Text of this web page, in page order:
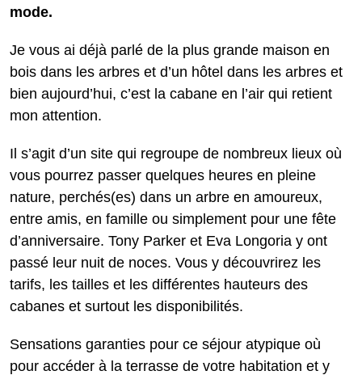
mode.
Je vous ai déjà parlé de la plus grande maison en
bois dans les arbres et d’un hôtel dans les arbres et
bien aujourd’hui, c’est la cabane en l’air qui retient
mon attention.
Il s’agit d’un site qui regroupe de nombreux lieux où
vous pourrez passer quelques heures en pleine
nature, perchés(es) dans un arbre en amoureux,
entre amis, en famille ou simplement pour une fête
d’anniversaire. Tony Parker et Eva Longoria y ont
passé leur nuit de noces. Vous y découvrirez les
tarifs, les tailles et les différentes hauteurs des
cabanes et surtout les disponibilités.
Sensations garanties pour ce séjour atypique où
pour accéder à la terrasse de votre habitation et y